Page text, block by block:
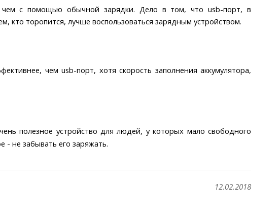
чем с помощью обычной зарядки. Дело в том, что usb-порт, в
кто торопится, лучше воспользоваться зарядным устройством.
чем usb-порт, хотя скорость заполнения аккумулятора,
полезное устройство для людей, у которых мало свободного
- не забывать его заряжать.
12.02.2018